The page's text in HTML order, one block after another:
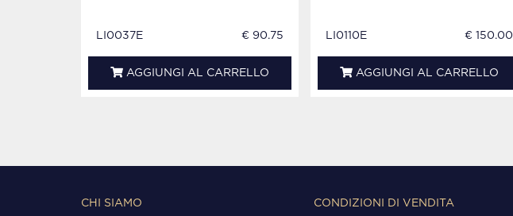
LI0037E € 90.75
AGGIUNGI AL CARRELLO
LI0110E € 150.00
AGGIUNGI AL CARRELLO
CHI SIAMO CONDIZIONI DI VENDITA